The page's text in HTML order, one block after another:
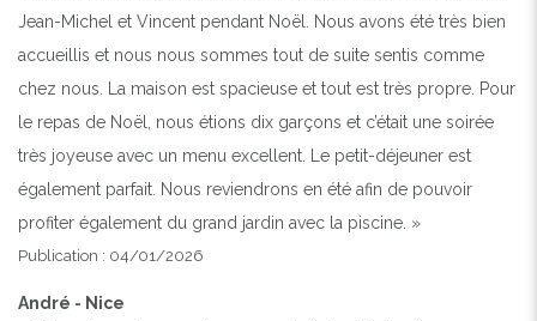
Jean-Michel et Vincent pendant Noël. Nous avons été très bien
accueillis et nous nous sommes tout de suite sentis comme
chez nous. La maison est spacieuse et tout est très propre. Pour
le repas de Noël, nous étions dix garçons et c’était une soirée
très joyeuse avec un menu excellent. Le petit-déjeuner est
également parfait. Nous reviendrons en été afin de pouvoir
profiter également du grand jardin avec la piscine. »
Publication : 04/01/2026
André - Nice